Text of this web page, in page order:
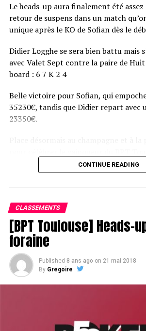
Le heads-up aura finalement été
retour de suspens dans un match
unique après le KO de Sofian dès le
Didier Logghe se sera bien battu mais
avec Valet Sept contre la paire de Huit
board : 6 7 K 2 4
Belle victoire pour Sofian, qui
35230€, tandis que Didier repart avec
23350€.
CONTINUE READING
CLASSEMENTS
[BPT Toulouse] Heads-
foraine
Published 8 ans ago on 21 mai 2018
By Gregoire